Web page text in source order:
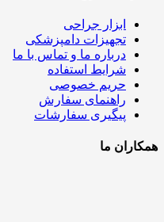
ابزار جراحی
تجهیزات دامپزشکی
درباره ما و تماس با ما
شرایط استفاده
حریم خصوصی
راهنمای سفارش
پیگیری سفارشات
همکاران ما